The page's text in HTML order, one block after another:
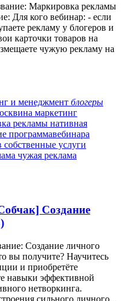
Маркировка рекламы
Для кого вебинар: ‌- если
рекламу у блогеров и
карточки товаров на
чужую рекламу на
и менеджмент блогеры
маркетинг
рекламы нативная
программавебинара
собственные услуги
чужая реклама
Создание
Создание личного
вы получите? Научитесь
и приобретёте
навыки эффективной
нетворкинга.
сильного личного...